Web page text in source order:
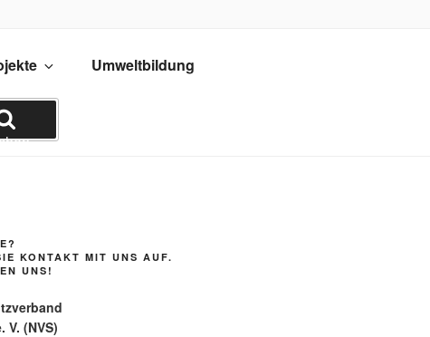
Umweltbildung
KONTAKT MIT UNS AUF.
UNS!
V. (NVS)